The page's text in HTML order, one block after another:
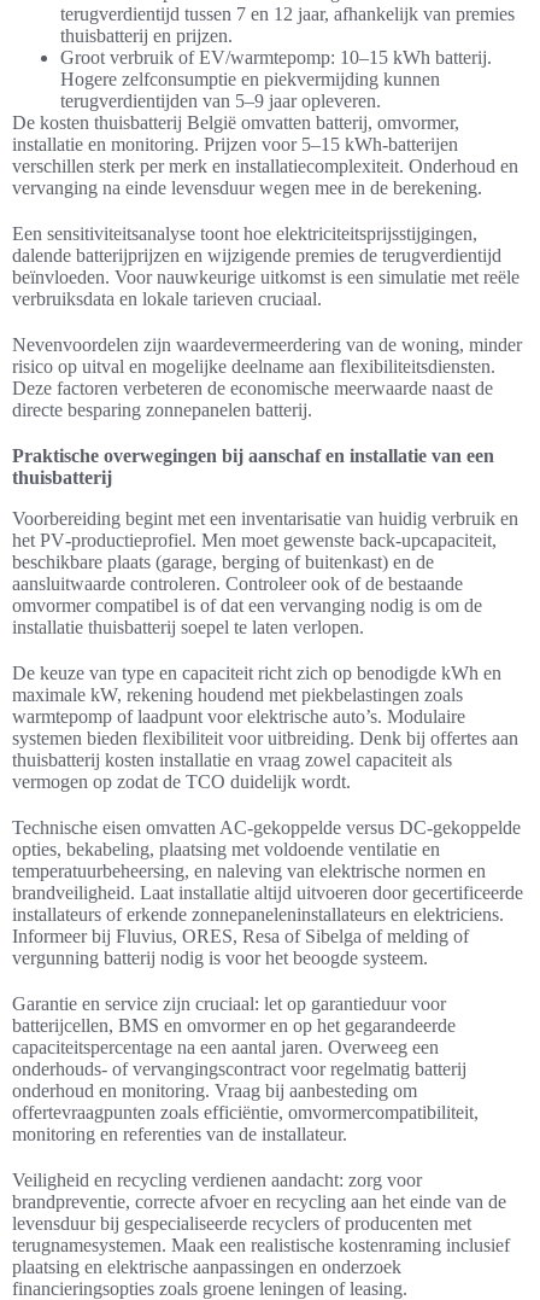
terugverdientijd tussen 7 en 12 jaar, afhankelijk van premies
thuisbatterij en prijzen.
Groot verbruik of EV/warmtepomp: 10–15 kWh batterij.
Hogere zelfconsumptie en piekvermijding kunnen
terugverdientijden van 5–9 jaar opleveren.
De kosten thuisbatterij België omvatten batterij, omvormer,
installatie en monitoring. Prijzen voor 5–15 kWh-batterijen
verschillen sterk per merk en installatiecomplexiteit. Onderhoud en
vervanging na einde levensduur wegen mee in de berekening.
Een sensitiviteitsanalyse toont hoe elektriciteitsprijsstijgingen,
dalende batterijprijzen en wijzigende premies de terugverdientijd
beïnvloeden. Voor nauwkeurige uitkomst is een simulatie met reële
verbruiksdata en lokale tarieven cruciaal.
Nevenvoordelen zijn waardevermeerdering van de woning, minder
risico op uitval en mogelijke deelname aan flexibiliteitsdiensten.
Deze factoren verbeteren de economische meerwaarde naast de
directe besparing zonnepanelen batterij.
Praktische overwegingen bij aanschaf en installatie van een
thuisbatterij
Voorbereiding begint met een inventarisatie van huidig verbruik en
het PV‑productieprofiel. Men moet gewenste back‑upcapaciteit,
beschikbare plaats (garage, berging of buitenkast) en de
aansluitwaarde controleren. Controleer ook of de bestaande
omvormer compatibel is of dat een vervanging nodig is om de
installatie thuisbatterij soepel te laten verlopen.
De keuze van type en capaciteit richt zich op benodigde kWh en
maximale kW, rekening houdend met piekbelastingen zoals
warmtepomp of laadpunt voor elektrische auto’s. Modulaire
systemen bieden flexibiliteit voor uitbreiding. Denk bij offertes aan
thuisbatterij kosten installatie en vraag zowel capaciteit als
vermogen op zodat de TCO duidelijk wordt.
Technische eisen omvatten AC‑gekoppelde versus DC‑gekoppelde
opties, bekabeling, plaatsing met voldoende ventilatie en
temperatuurbeheersing, en naleving van elektrische normen en
brandveiligheid. Laat installatie altijd uitvoeren door gecertificeerde
installateurs of erkende zonnepaneleninstallateurs en elektriciens.
Informeer bij Fluvius, ORES, Resa of Sibelga of melding of
vergunning batterij nodig is voor het beoogde systeem.
Garantie en service zijn cruciaal: let op garantieduur voor
batterijcellen, BMS en omvormer en op het gegarandeerde
capaciteitspercentage na een aantal jaren. Overweeg een
onderhouds- of vervangingscontract voor regelmatig batterij
onderhoud en monitoring. Vraag bij aanbesteding om
offertevraagpunten zoals efficiëntie, omvormercompatibiliteit,
monitoring en referenties van de installateur.
Veiligheid en recycling verdienen aandacht: zorg voor
brandpreventie, correcte afvoer en recycling aan het einde van de
levensduur bij gespecialiseerde recyclers of producenten met
terugnamesystemen. Maak een realistische kostenraming inclusief
plaatsing en elektrische aanpassingen en onderzoek
financieringsopties zoals groene leningen of leasing.